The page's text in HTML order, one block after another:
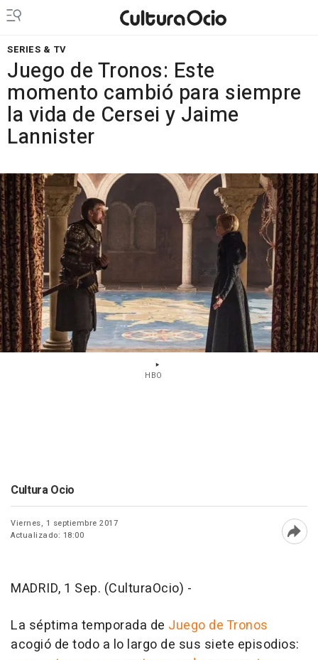
SERIES & TV
Juego de Tronos: Este
momento cambió para siempre
la vida de Cersei y Jaime
Lannister
HBO
Cultura Ocio
Viernes, 1 septiembre 2017
Actualizado: 18:00
MADRID, 1 Sep. (CulturaOcio) -
La séptima temporada de Juego de Tronos
acogió de todo a lo largo de sus siete episodios: